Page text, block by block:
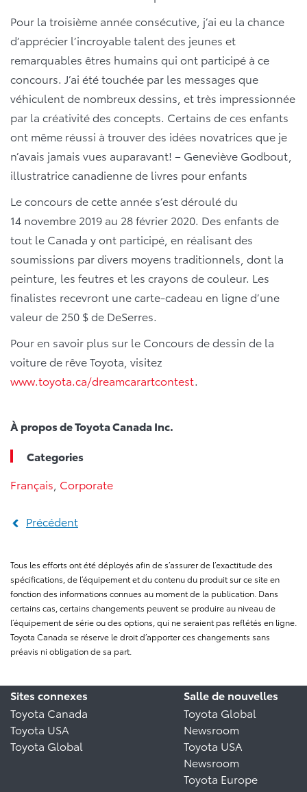
Pour la troisième année consécutive, j’ai eu la chance
d’apprécier l’incroyable talent des jeunes et
remarquables êtres humains qui ont participé à ce
concours. J’ai été touchée par les messages que
véhiculent de nombreux dessins, et très impressionnée
par la créativité des concepts. Certains de ces enfants
ont même réussi à trouver des idées novatrices que je
n’avais jamais vues auparavant! – Geneviève Godbout,
illustratrice canadienne de livres pour enfants
Le concours de cette année s’est déroulé du
14 novembre 2019 au 28 février 2020. Des enfants de
tout le Canada y ont participé, en réalisant des
soumissions par divers moyens traditionnels, dont la
peinture, les feutres et les crayons de couleur. Les
finalistes recevront une carte-cadeau en ligne d’une
valeur de 250 $ de DeSerres.
Pour en savoir plus sur le Concours de dessin de la
voiture de rêve Toyota, visitez
www.toyota.ca/dreamcarartcontest.
À propos de Toyota Canada Inc.
Categories
Français Corporate
Précédent
Tous les efforts ont été déployés afin de s’assurer de l’exactitude des
spécifications, de l’équipement et du contenu du produit sur ce site en
fonction des informations connues au moment de la publication. Dans
certains cas, certains changements peuvent se produire au niveau de
l’équipement de série ou des options, qui ne seraient pas reflétés en ligne.
Toyota Canada se réserve le droit d’apporter ces changements sans
préavis ni obligation de sa part.
Sites connexes
Toyota Canada
Toyota USA
Toyota Global
Salle de nouvelles
Toyota Global
Newsroom
Toyota USA
Newsroom
Toyota Europe